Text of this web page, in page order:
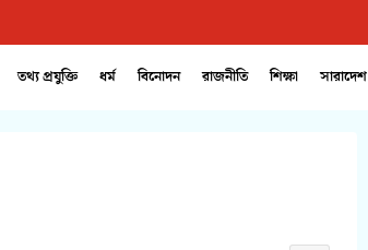
তথ্য প্রযুক্তি ধর্ম বিনোদন রাজনীতি শিক্ষা সারাদেশ